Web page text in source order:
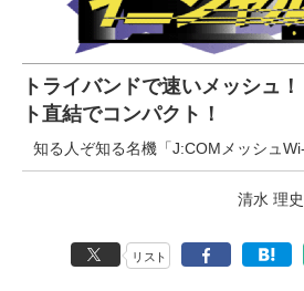
トライバンドで速いメッシュ
ト直結でコンパクト！
知る人ぞ知る名機「J:COMメッシュ
清水 理史
リスト